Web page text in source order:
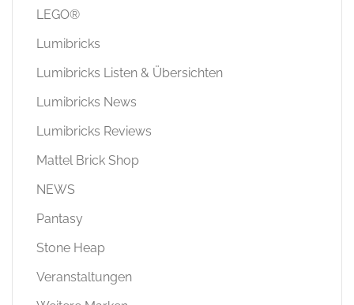
Stone Heap
Veranstaltungen
Weitere Marken
Übersicht 2026
Kataloge
Übersicht Kataloge